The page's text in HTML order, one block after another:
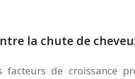
la chute de
facteurs de croissance